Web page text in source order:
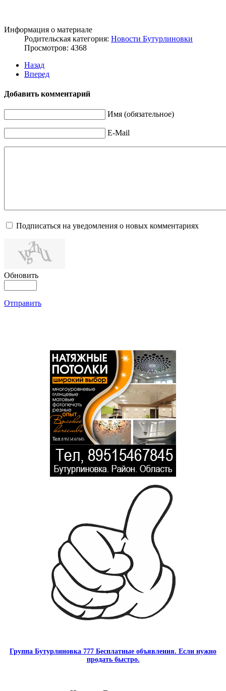
Информация о материале
Родительская категория: Новости Бутурлиновки
Просмотров: 4368
Назад
Вперед
Добавить комментарий
Имя (обязательное)
E-Mail
Подписаться на уведомления о новых комментариях
Обновить
Отправить
Группа Бутурлиновка 777 Бесплатные объявления. Если нужно
продать быстро.